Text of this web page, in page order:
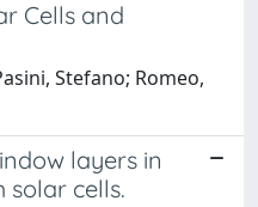
Cells and
Stefano; Romeo,
layers in
solar cells.